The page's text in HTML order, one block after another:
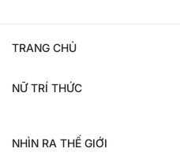
TRANG CHỦ
NỮ TRÍ THỨC
NHÌN RA THẾ GIỚI